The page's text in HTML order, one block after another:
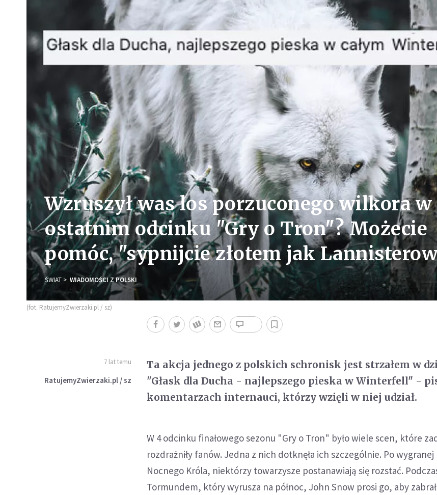
Wzruszył was los porzuconego wilkora w
ostatnim odcinku "Gry o Tron"? Możecie
pomóc, "sypnijcie złotem jak
ŚWIAT WIADOMOŚCI Z POLSKI
(fot. RatujemyZwierzaki.pl / sz)
7 lat temu
RatujemyZwierzaki.pl / sz
Ta akcja jednego z polskich schronisk jest strzałem w
"Głask dla Ducha - najlepszego pieska w Winterfell" -
komentarzach internauci, którzy wzięli w niej udział.
W 4 odcinku finałowego sezonu "Gry o Tron" było wiele scen, które
rozdrażniły fanów. Jedna z nich dotknęła ich szczególnie. Po
Nocnego Króla, niektórzy towarzysze postanawiają się rozstać.
Tormundem, który wyrusza na północ, John Snow prosi go, aby